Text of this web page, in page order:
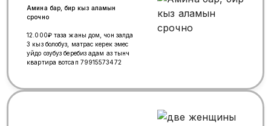
Амина бар, бир кыз аламын
срочно
12.000₽ таза жаны дом, чон залда
3 кыз болобуз, матрас керек эмес
уйдо озубуз беребиз адам аз тынч
квартира вотсап 79915573472